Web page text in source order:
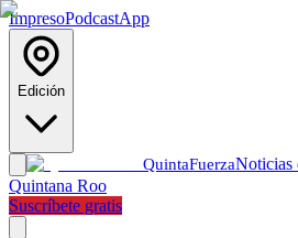
ImpresoPodcastApp
Edición
QuintaFuerzaNoticias
Quintana Roo
Suscríbete gratis